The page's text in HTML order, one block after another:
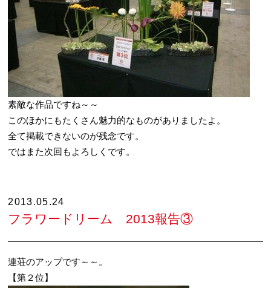
素敵な作品ですね～～
このほかにもたくさん魅力的なものがありましたよ。
全て掲載できないのが残念です。
ではまた次回もよろしくです。
2013.05.24
フラワードリーム 2013報告③
連荘のアップです～～。
【第２位】